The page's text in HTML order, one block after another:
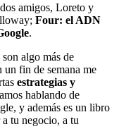
amigos, Loreto y
Four: el ADN
.
algo más de
un fin de semana me
estrategias y
hablando de
y además es un libro
a tu negocio, a tu